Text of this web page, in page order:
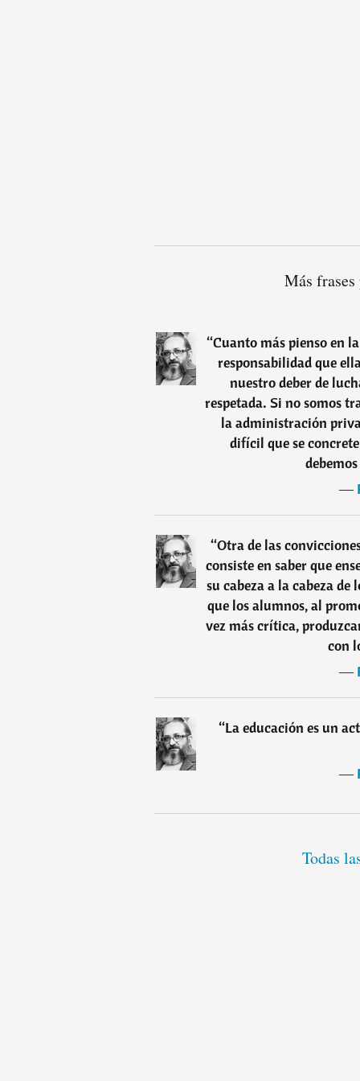
Más
“Cuanto más pienso en
responsabilidad que
nuestro deber de
respetada. Si no somos
la administración
difícil que se
―
“Otra de las
consiste en saber que
su cabeza a la cabeza
que los alumnos, al
vez más crítica,
con
―
“La educación es un
―
Todas